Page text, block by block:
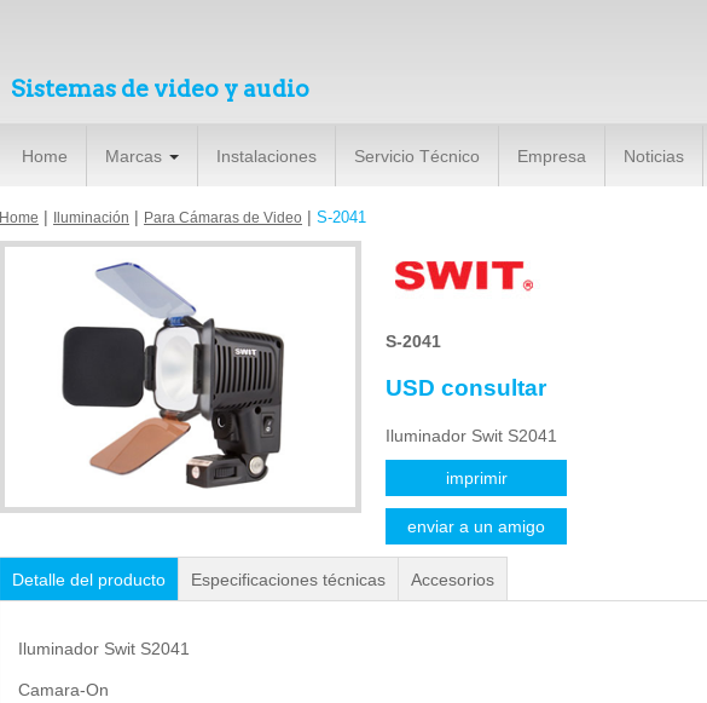
Sistemas de video y audio
Home Marcas Instalaciones Servicio Técnico Empresa Noticias
Home | Iluminación | Para Cámaras de Video | S-2041
S-2041
USD consultar
Iluminador Swit S2041
imprimir
enviar a un amigo
Detalle del producto Especificaciones técnicas Accesorios
Iluminador Swit S2041
Camara-On